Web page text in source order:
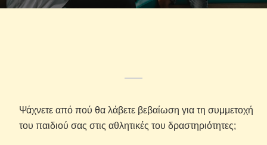
Ψάχνετε από πού θα λάβετε βεβαίωση για τη συμμετοχή
του παιδιού σας στις αθλητικές του δραστηριότητες;